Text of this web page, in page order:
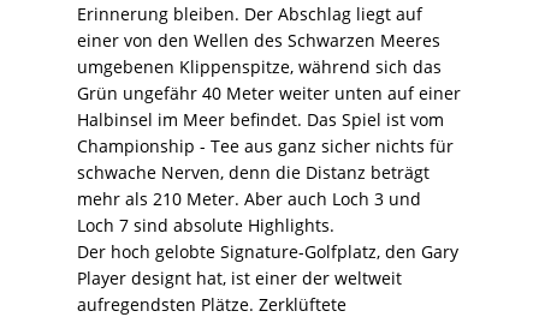
Erinnerung bleiben. Der Abschlag liegt auf
einer von den Wellen des Schwarzen Meeres
umgebenen Klippenspitze, während sich das
Grün ungefähr 40 Meter weiter unten auf einer
Halbinsel im Meer befindet. Das Spiel ist vom
Championship - Tee aus ganz sicher nichts für
schwache Nerven, denn die Distanz beträgt
mehr als 210 Meter. Aber auch Loch 3 und
Loch 7 sind absolute Highlights.
Der hoch gelobte Signature-Golfplatz, den Gary
Player designt hat, ist einer der weltweit
aufregendsten Plätze. Zerklüftete